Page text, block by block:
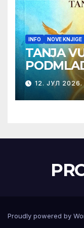
INFO NOVE KNJIGE
TANJA
TELA SA
12. ЈУЛ 2026.
Proudly powered by